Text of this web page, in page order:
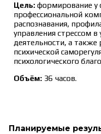
Цель: формирование у
профессиональной
распознавания,
управления стрессом в
деятельности, а также
психической
психологического
Объём: 36 часов.
Планируемые